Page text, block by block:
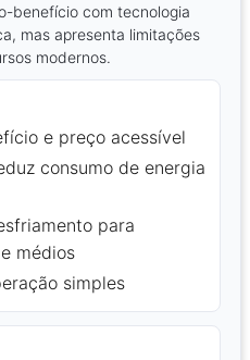
benefício com tecnologia
mas apresenta limitações
modernos.
e preço acessível
consumo de energia
para
médios
simples